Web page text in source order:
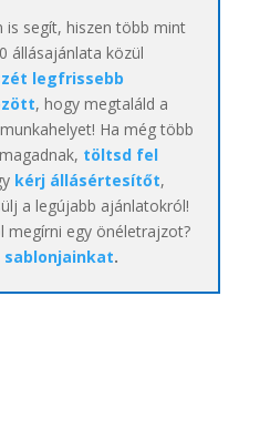
is segít, hiszen több mint
állásajánlata közül
legfrissebb
, hogy megtaláld a
Ha még több
töltsd fel
kérj állásértesítőt,
a legújabb ajánlatokról!
megírni egy önéletrajzot?
.